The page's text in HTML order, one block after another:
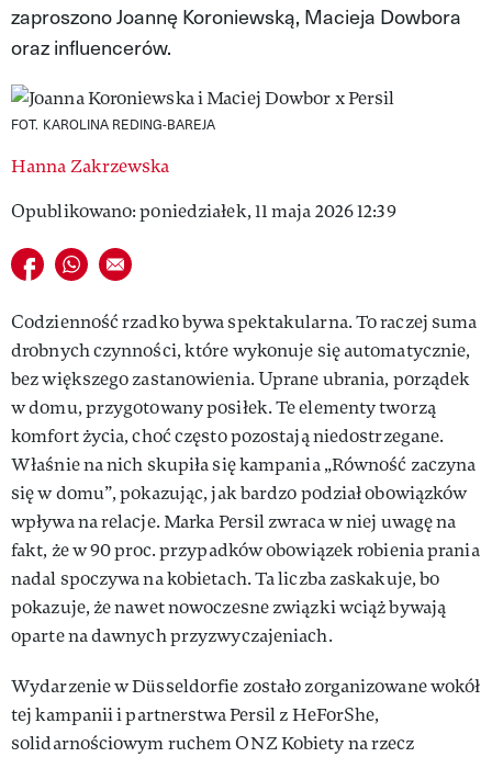
VIVA!MODA
VIVA!MAN
VIVA!PEOPLE POWER
VIVA!ITAKA
MAGAZYN VIVA!
zaproszono Joannę Koroniewską, Macieja Dowbora
oraz influencerów.
FOT. KAROLINA REDING-BAREJA
Hanna Zakrzewska
Opublikowano: poniedziałek, 11 maja 2026 12:39
Udostępnij na facebook
Udostępnij na whatsapp
E-mail do przyjaciela
Codzienność rzadko bywa spektakularna. To raczej suma
drobnych czynności, które wykonuje się automatycznie,
bez większego zastanowienia. Uprane ubrania, porządek
w domu, przygotowany posiłek. Te elementy tworzą
komfort życia, choć często pozostają niedostrzegane.
Właśnie na nich skupiła się kampania „Równość zaczyna
się w domu”, pokazując, jak bardzo podział obowiązków
wpływa na relacje. Marka Persil zwraca w niej uwagę na
fakt, że w 90 proc. przypadków obowiązek robienia prania
nadal spoczywa na kobietach. Ta liczba zaskakuje, bo
pokazuje, że nawet nowoczesne związki wciąż bywają
oparte na dawnych przyzwyczajeniach.
Wydarzenie w Düsseldorfie zostało zorganizowane wokół
tej kampanii i partnerstwa Persil z HeForShe,
solidarnościowym ruchem ONZ Kobiety na rzecz